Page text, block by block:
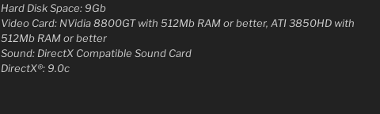
Hard Disk Space: 9Gb
Video Card: NVidia 8800GT with 512Mb RAM or better, ATI 3850HD with
512Mb RAM or better
Sound: DirectX Compatible Sound Card
DirectX®: 9.0c